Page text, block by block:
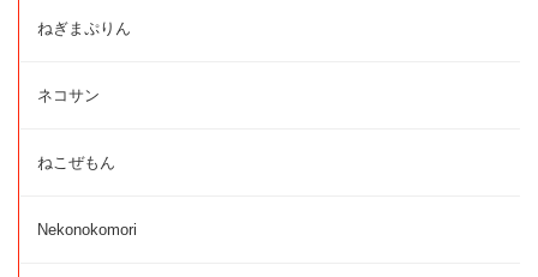
ねぎまぷりん
ネコサン
ねこぜもん
Nekonokomori